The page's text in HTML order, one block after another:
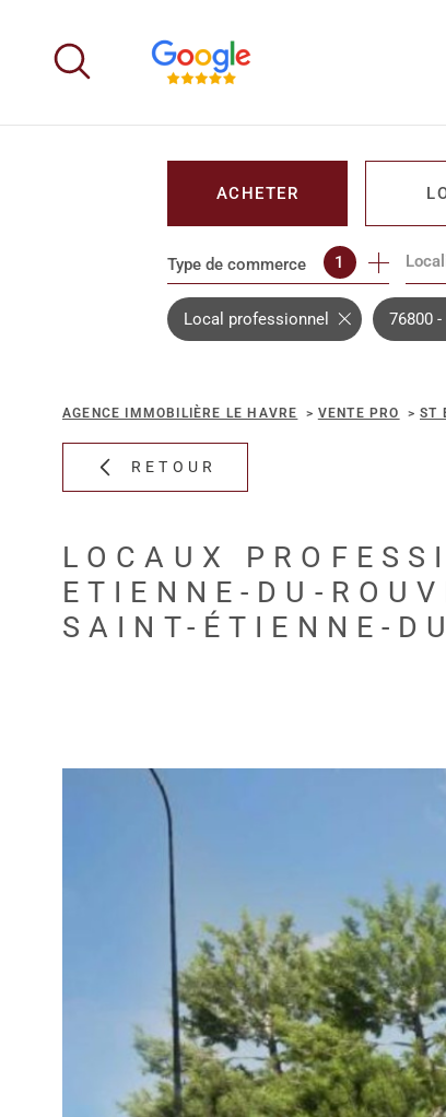
contenu
ACHETER
DE L'IMMO PRO DE
Type de commerce 1
Local professionnel 76800
AGENCE IMMOBILIÈRE LE HAVRE VENTE PRO ST
RETOUR
LOCAUX
ETIENNE-DU-
SAINT-ÉTIENNE-